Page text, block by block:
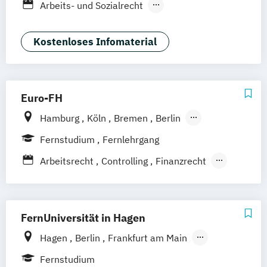
Hamburg Hannover
Kaiserslautern/Kusel Kiel
Ludwigshafen/Diez München
Online-Fernstudium Regensburg Stade
Stuttgart Köln
Offenbach bei Frankfurt am Main
Schwarzheide/Oberspreewald-Lausitz bei
Arbeits- und Sozialrecht
Unternehmensrecht Wirtschaftsrecht
Kostenloses Infomaterial
Euro-FH
Hamburg Köln Bremen
Berlin
Göttingen
Frankfurt am Main
Fernstudium
Fernlehrgang
Arbeitsrecht
Controlling
Finanzrecht
Investition und Finanzierung
Mergers & Acquisitions
Personal und Organisation
FernUniversität in Hagen
Hagen Berlin
Frankfurt am Main
Hamburg
Fernstudium